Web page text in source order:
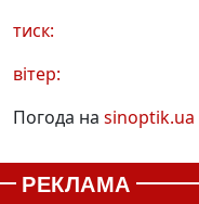
тиск:
вітер:
Погода на sinoptik.ua
РЕКЛАМА